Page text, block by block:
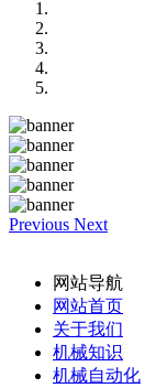
Previous Next
网站导航
网站首页
关于我们
机械知识
机械自动化